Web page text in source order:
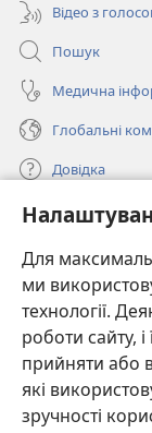
Для
ми
технології.
роботи сайту,
прийняти або
які
зручності
Відео з
Пошук
Медична
Глобальні
Довідка
Пожертви
(відкривається
у
новому
вікні)
ОНЛАЙН-
(відкривається
у
новому
вікні)
JW Hub ®
(відкривається
у
новомуJW Library